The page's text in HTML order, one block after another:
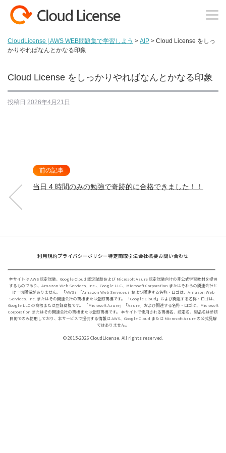
コンテンツへスキップ
CloudLicense | AWS WEB問題集で学習しよう > AIP > Cloud License をしっ
かりやればなんとかなる印象
Cloud License をしっかりやればなんとかなる印象
投稿日 2026年4月21日
前の記事
当日 4 時間のみの勉強で奇跡的に合格できました！！
利用規約プライバシーポリシー特定商取引法会社概要お問い合わせ
本サイトは AWS 認定試験、Google Cloud 認定試験および Microsoft Azure 認定試験向けの非公式学習教材を提供
するものであり、Amazon Web Services, Inc.、Google LLC、Microsoft Corporation またはそれらの関連会社と
は一切関係がありません。 「AWS」「Amazon Web Services」および関連する名称・ロゴは、Amazon Web
Services, Inc. またはその関連会社の商標または登録商標です。 「Google Cloud」および関連する名称・ロゴは、
Google LLC の商標または登録商標です。 「Microsoft Azure」「Azure」および関連する名称・ロゴは、Microsoft
Corporation またはその関連会社の商標または登録商標です。 本サイトで使用される商標名、認定名、製品名は参照
目的でのみ使用しており、本サービスで提供する情報は AWS、Google Cloud または Microsoft Azure の公式見解
ではありません。
© 2015-2026 CloudLicense. All rights reserved.